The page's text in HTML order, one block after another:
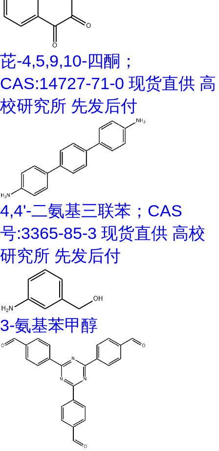
芘-4,5,9,10-四酮；
CAS:14727-71-0 现货直供 高
校研究所 先发后付
4,4'-二氨基三联苯；CAS
号:3365-85-3 现货直供 高校
研究所 先发后付
3-氨基苯甲醇